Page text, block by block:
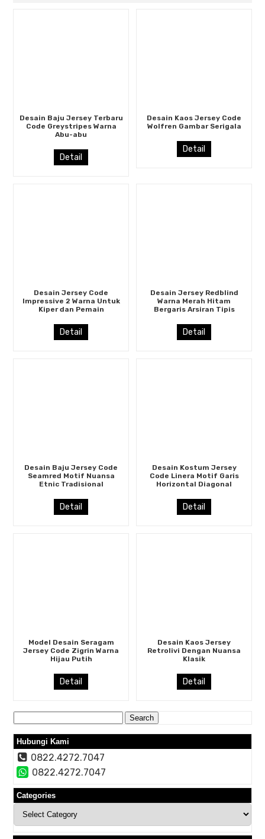
Desain Baju Jersey Terbaru
Code Greystripes Warna
Abu-abu
Detail
Desain Kaos Jersey Code
Wolfren Gambar Serigala
Detail
Desain Jersey Code
Impressive 2 Warna Untuk
Kiper dan Pemain
Detail
Desain Jersey Redblind
Warna Merah Hitam
Bergaris Arsiran Tipis
Detail
Desain Baju Jersey Code
Seamred Motif Nuansa
Etnic Tradisional
Detail
Desain Kostum Jersey
Code Linera Motif Garis
Horizontal Diagonal
Detail
Model Desain Seragam
Jersey Code Zigrin Warna
Hijau Putih
Detail
Desain Kaos Jersey
Retrolivi Dengan Nuansa
Klasik
Detail
Search
for:
Hubungi Kami
0822.4272.7047
0822.4272.7047
Categories
Categories